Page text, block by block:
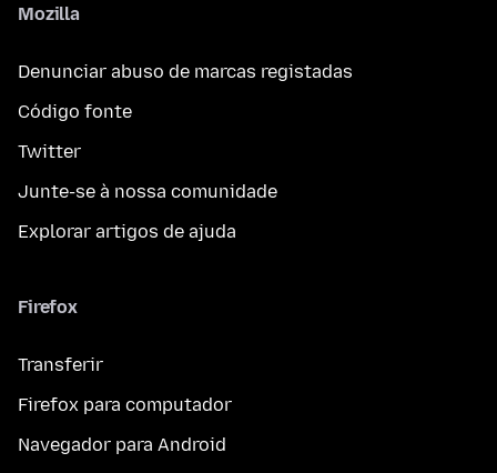
Mozilla
Denunciar abuso de marcas registadas
Código fonte
Twitter
Junte-se à nossa comunidade
Explorar artigos de ajuda
Firefox
Transferir
Firefox para computador
Navegador para Android